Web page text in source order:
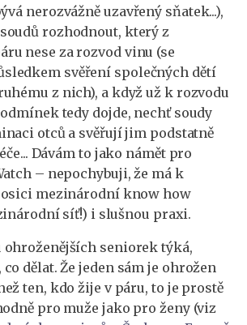
nerozvážně uzavřený sňatek...),
rozhodnout, který z
nese za rozvod vinu (se
svěření společných dětí
z nich), a když už k rozvodu
tedy dojde, nechť soudy
otců a svěřují jim podstatně
Dávám to jako námět pro
– nepochybuji, že má k
mezinárodní know how
síť!) i slušnou praxi.
ohroženějších seniorek týká,
dělat. Že jeden sám je ohrožen
ten, kdo žije v páru, to je prostě
pro muže jako pro ženy (viz